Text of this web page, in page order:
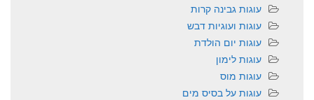
עוגות גבינה קרות
עוגות ועוגיות דבש
עוגות יום הולדת
עוגות לימון
עוגות מוס
עוגות על בסיס מים